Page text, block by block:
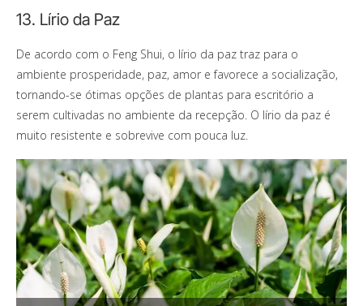
13. Lírio da Paz
De acordo com o Feng Shui, o lírio da paz traz para o
ambiente prosperidade, paz, amor e favorece a socialização,
tornando-se ótimas opções de plantas para escritório a
serem cultivadas no ambiente da recepção. O lírio da paz é
muito resistente e sobrevive com pouca luz.